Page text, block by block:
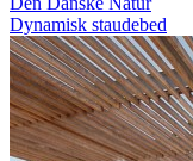
Dynamisk staudebed